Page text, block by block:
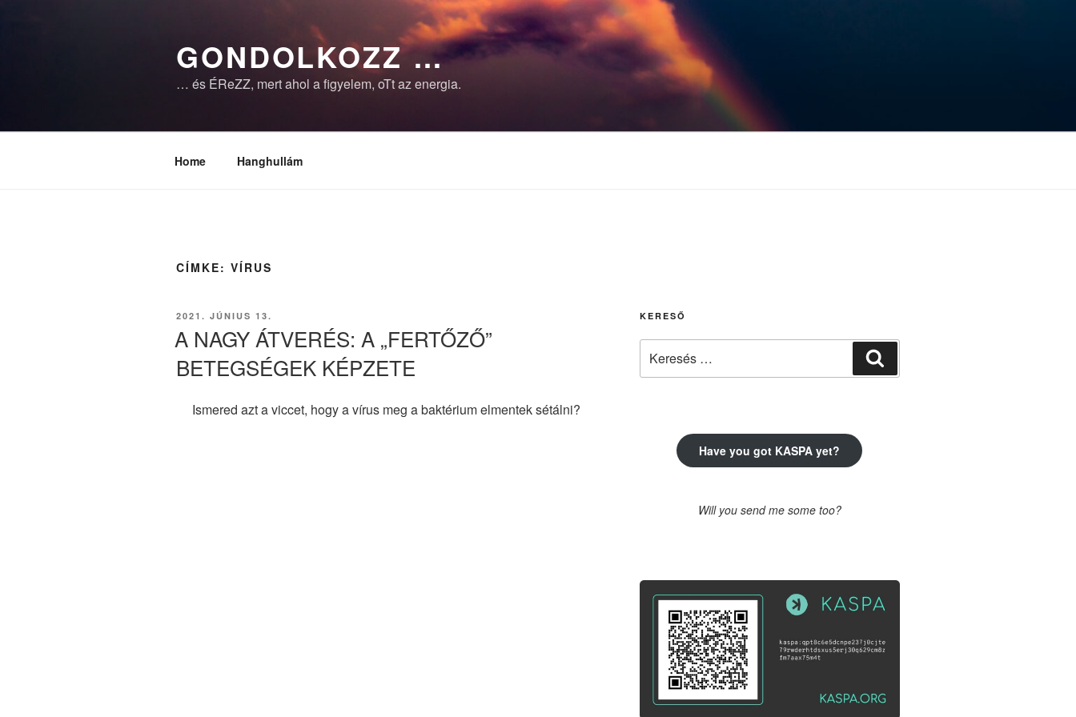
GONDOLKOZZ …
… és ÉReZZ, mert ahol a figyelem, oTt az energia.
Home Hanghullám
CÍMKE: VÍRUS
BEKÜLDVE:
2021. JÚNIUS 13.
A NAGY ÁTVERÉS: A „FERTŐZŐ”
BETEGSÉGEK KÉPZETE
Ismered azt a viccet, hogy a vírus meg a baktérium elmentek sétálni?
KERESŐ
következő
Have you got KASPA yet?
Will you send me some too?